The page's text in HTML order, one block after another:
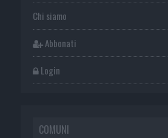
Chi siamo
Abbonati
Login
COMUNI